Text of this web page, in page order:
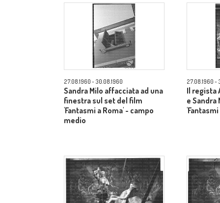
27.08.1960 - 30.08.1960
Sandra Milo affacciata ad una
finestra sul set del film
'Fantasmi a Roma' - campo
medio
27.08.1960 -
Il regista
e Sandra